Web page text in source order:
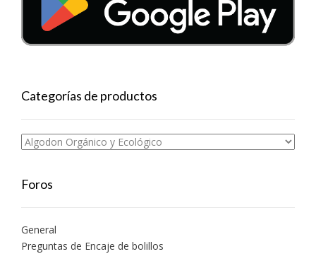
Categorías de productos
Foros
General
Preguntas de Encaje de bolillos